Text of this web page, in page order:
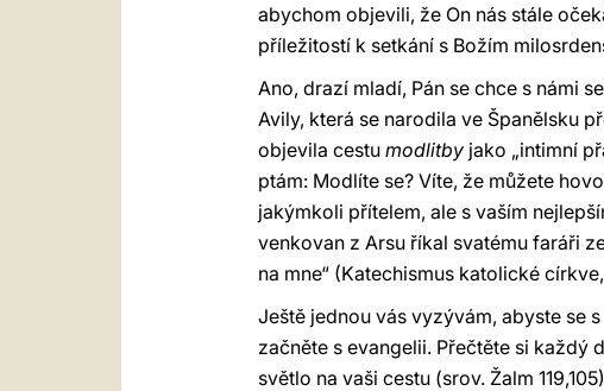
abychom objevili, že On nás stále
příležitostí k setkání s Božím
Ano, drazí mladí, Pán se chce s námi
Avily, která se narodila ve Španělsku
objevila cestu modlitby jako „intimní
ptám: Modlíte se? Víte, že můžete
jakýmkoli přítelem, ale s vaším
venkovan z Arsu říkal svatému faráři
na mne“ (Katechismus katolické
Ještě jednou vás vyzývám, abyste se
začněte s evangelii. Přečtěte si každý
světlo na vaši cestu (srov. Žalm